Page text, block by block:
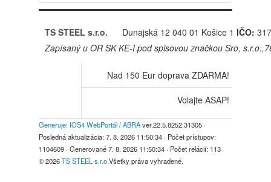
TS STEEL s.r.o. Dunajská 12 040 01 Košice 1 IČO:
Zapísaný u OR SK KE-I pod spisovou značkou Sro,
Nad 150 Eur doprava ZDARMA!
Volajte ASAP!
Generuje: IOS4 WebPortál / ABRAver.22.5.8252.31305 ·
Posledná aktualizácia:7. 8. 2026 11:50:34 · Počet prístupov:
1104609 · Generované7. 8. 2026 11:50:34 · Počet relácií: 113
© 2026TS STEEL s.r.o.Všetky práva vyhradené.